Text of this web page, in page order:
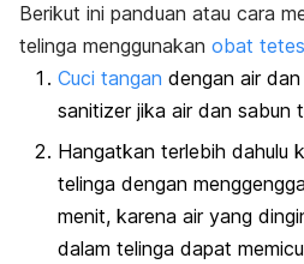
Berikut ini panduan atau cara
telinga menggunakan obat
Cuci tangan dengan air
sanitizerjika air dan sabun
Hangatkan terlebih dahulu
telinga dengan
menit, karena air yang
dalam telinga dapat